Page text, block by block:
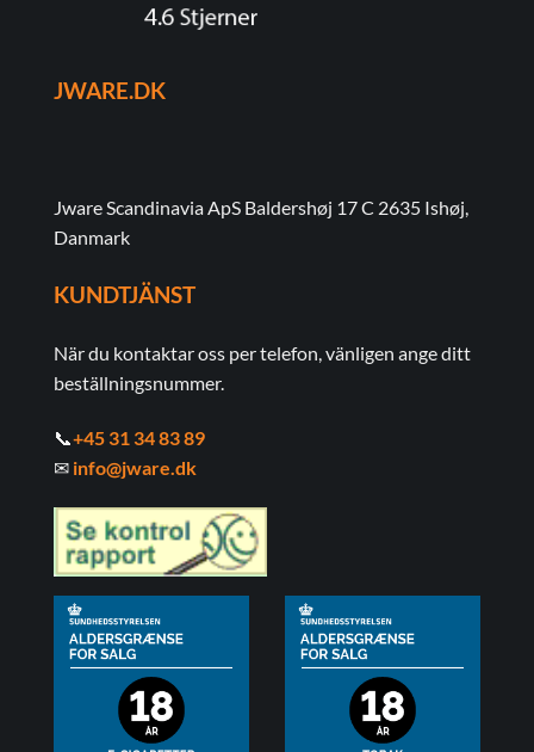
JWARE.DK
Jware Scandinavia ApS Baldershøj 17 C 2635 Ishøj,
Danmark
KUNDTJÄNST
När du kontaktar oss per telefon, vänligen ange ditt
beställningsnummer.
📞+45 31 34 83 89
✉ info@jware.dk